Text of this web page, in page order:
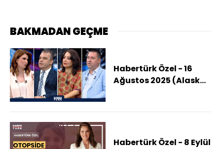
BAKMADAN GEÇME
Habertürk Özel - 16
Ağustos 2025 (Alaska
Habertürk Özel - 8 Eylül